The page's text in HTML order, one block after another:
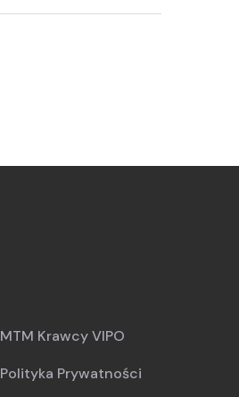
MTM Krawcy VIPO
Polityka Prywatności